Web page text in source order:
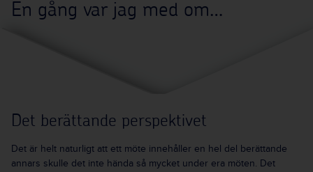
En gång var jag med om…
Det berättande perspektivet
Det är helt naturligt att ett möte innehåller en hel del berättande
annars skulle det inte hända så mycket under era möten. Det